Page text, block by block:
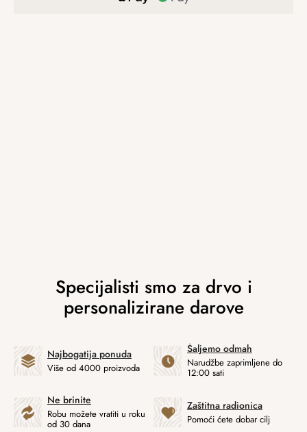
Najbogatija ponuda
Više od 4000 proizvoda
Šaljemo odmah
Narudžbe zaprimljene do
12:00 sati
Ne brinite
Robu možete vratiti u roku
od 30 dana
Zaštitna radionica
Pomoći ćete dobar cilj